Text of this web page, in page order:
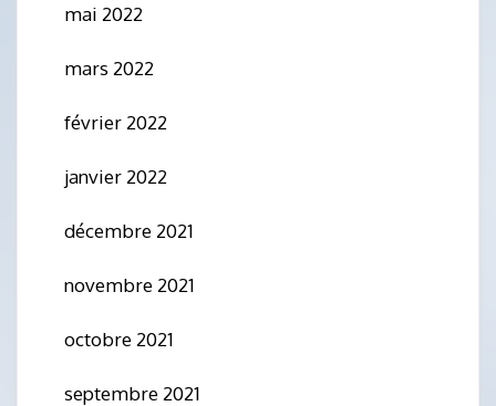
mai 2022
mars 2022
février 2022
janvier 2022
décembre 2021
novembre 2021
octobre 2021
septembre 2021